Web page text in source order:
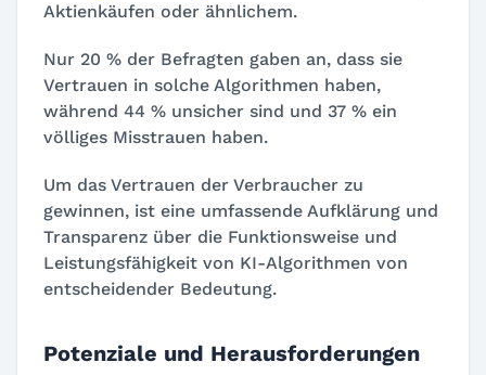
Aktienkäufen oder ähnlichem.
Nur 20 % der Befragten gaben an, dass sie
Vertrauen in solche Algorithmen haben,
während 44 % unsicher sind und 37 % ein
völliges Misstrauen haben.
Um das Vertrauen der Verbraucher zu
gewinnen, ist eine umfassende Aufklärung und
Transparenz über die Funktionsweise und
Leistungsfähigkeit von KI-Algorithmen von
entscheidender Bedeutung.
Potenziale und Herausforderungen